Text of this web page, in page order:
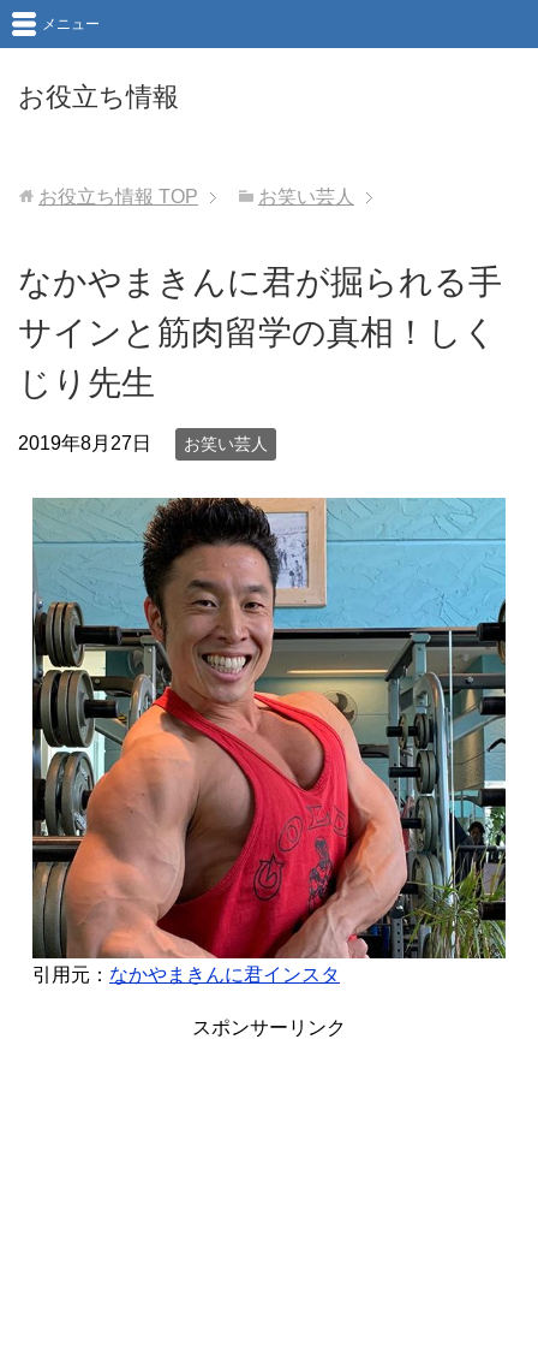
お役立ち情報
メニュー
お役立ち情報 TOP お笑い芸人
なかやまきんに君が掘られる手
サインと筋肉留学の真相！しく
じり先生
2019年8月27日 お笑い芸人
引用元： なかやまきんに君インスタ
スポンサーリンク